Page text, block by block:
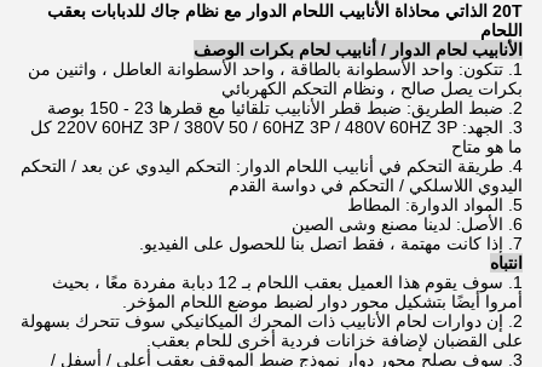
20T الذاتي محاذاة الأنابيب اللحام الدوار مع نظام جاك للدبابات بعقب
اللحام
الأنابيب لحام الدوار / أنابيب لحام بكرات الوصف
1. تتكون: واحد الأسطوانة بالطاقة ، واحد الأسطوانة العاطل ، واثنين من
بكرات يصل صالح ، ونظام التحكم الكهربائي
2. ضبط الطريق: ضبط قطر الأنابيب تلقائيا مع قطرها 23 - 150 بوصة
3. الجهد: 220V 60HZ 3P / 380V 50 / 60HZ 3P / 480V 60HZ 3P كل
ما هو متاح
4. طريقة التحكم في أنابيب اللحام الدوار: التحكم اليدوي عن بعد / التحكم
اليدوي اللاسلكي / التحكم في دواسة القدم
5. المواد الدوارة: المطاط
6. الأصل: لدينا مصنع وشى الصين
7. إذا كانت مهتمة ، فقط اتصل بنا للحصول على الفيديو.
انتباه
1. سوف يقوم هذا العميل بعقب اللحام بـ 12 دبابة مفردة معًا ، بحيث
أمروا أيضًا بتشكيل محور دوار لضبط موضع اللحام المؤخر.
2. إن دوارات لحام الأنابيب ذات المحرك الميكانيكي سوف تتحرك بسهولة
على القضبان لإضافة خزانات فردية أخرى للحام بعقب.
3. سوف يصلح محور دوار نموذج ضبط الموقف بعقب أعلى / أسفل /